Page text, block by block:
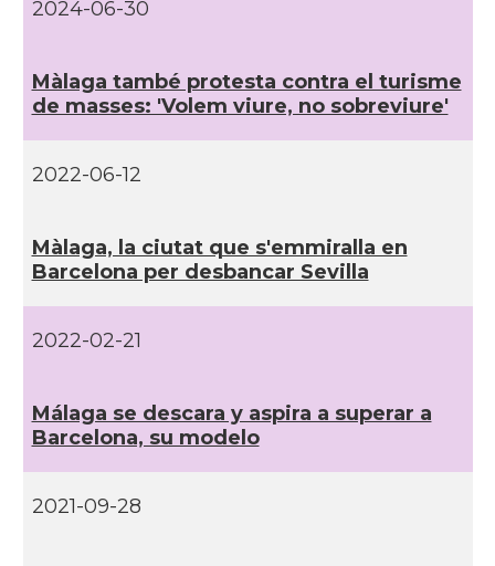
Casal Casal Català de Tenerife
Casal
* + ambaixades i consolats
2024-06-30
Màlaga també protesta contra el turisme
de masses: 'Volem viure, no sobreviure'
2022-06-12
Màlaga, la ciutat que s'emmiralla en
Barcelona per desbancar Sevilla
2022-02-21
Málaga se descara y aspira a superar a
Barcelona, su modelo
2021-09-28